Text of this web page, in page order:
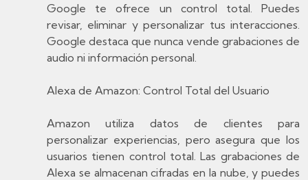
Google te ofrece un control total. Puedes
revisar, eliminar y personalizar tus interacciones.
Google destaca que nunca vende grabaciones de
audio ni información personal.
Alexa de Amazon: Control Total del Usuario
Amazon utiliza datos de clientes para
personalizar experiencias, pero asegura que los
usuarios tienen control total. Las grabaciones de
Alexa se almacenan cifradas en la nube, y puedes